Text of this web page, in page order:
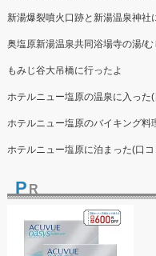
新湯爆裂噴火口跡と新湯温泉神社
奥塩原新湯温泉共同浴場寺の湯/
もみじ谷大吊橋に行ったよ
ホテルニュー塩原の温泉に入った
ホテルニュー塩原のバイキング料
ホテルニュー塩原に泊まった(口
P R